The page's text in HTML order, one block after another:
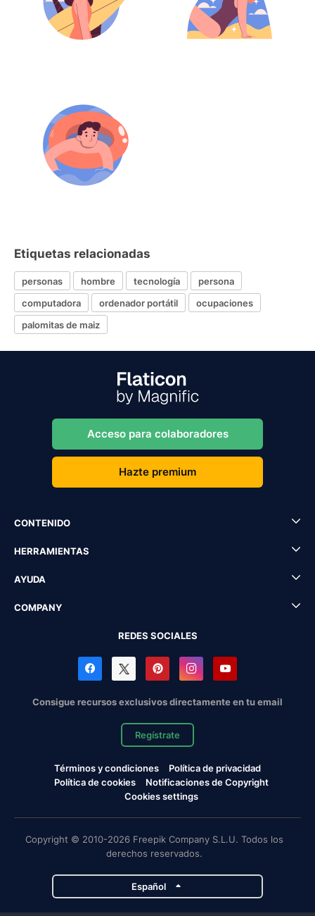
Etiquetas relacionadas
personas hombre tecnología
persona
computadora
ordenador portátil
ocupaciones
palomitas de maiz
Acceso para colaboradores
Hazte premium
CONTENIDO
HERRAMIENTAS
AYUDA
COMPANY
REDES SOCIALES
Consigue recursos exclusivos directamente en tu email
Regístrate
Términos y condiciones
Política de privacidad
Política de cookies
Notificaciones de Copyright
Cookies settings
Copyright © 2010-2026 Freepik Company S.L.U. Todos los
derechos reservados.
Español